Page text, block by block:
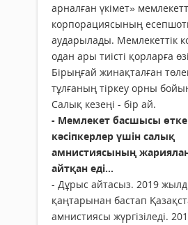
арналған үкімет»
корпорациясының
аударылады. Мемлекеттік
одан ары тиісті қорларға
Бірыңғай жинақталған
тұлғаның тіркеу орны
Салық кезеңі - бір ай.
- Мемлекет басшысы
кәсіпкерлер үшін салық
амнистиясының
айтқан еді...
- Дұрыс айтасыз. 2019
қаңтарынан бастап
амнистиясы жүргізіледі.